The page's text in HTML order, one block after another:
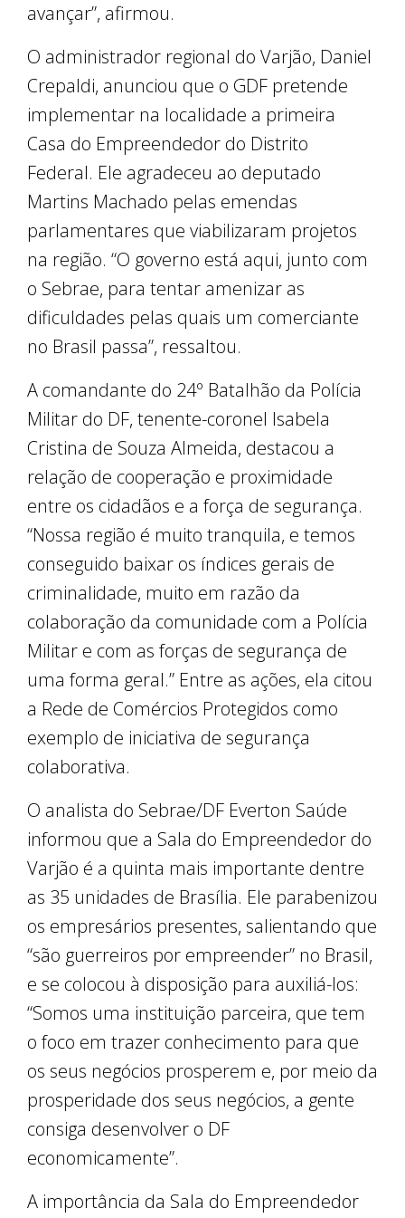
avançar”, afirmou.
O administrador regional do Varjão, Daniel
Crepaldi, anunciou que o GDF pretende
implementar na localidade a primeira
Casa do Empreendedor do Distrito
Federal. Ele agradeceu ao deputado
Martins Machado pelas emendas
parlamentares que viabilizaram projetos
na região. “O governo está aqui, junto com
o Sebrae, para tentar amenizar as
dificuldades pelas quais um comerciante
no Brasil passa”, ressaltou.
A comandante do 24º Batalhão da Polícia
Militar do DF, tenente-coronel Isabela
Cristina de Souza Almeida, destacou a
relação de cooperação e proximidade
entre os cidadãos e a força de segurança.
“Nossa região é muito tranquila, e temos
conseguido baixar os índices gerais de
criminalidade, muito em razão da
colaboração da comunidade com a Polícia
Militar e com as forças de segurança de
uma forma geral.” Entre as ações, ela citou
a Rede de Comércios Protegidos como
exemplo de iniciativa de segurança
colaborativa.
O analista do Sebrae/DF Everton Saúde
informou que a Sala do Empreendedor do
Varjão é a quinta mais importante dentre
as 35 unidades de Brasília. Ele parabenizou
os empresários presentes, salientando que
“são guerreiros por empreender” no Brasil,
e se colocou à disposição para auxiliá-los:
“Somos uma instituição parceira, que tem
o foco em trazer conhecimento para que
os seus negócios prosperem e, por meio da
prosperidade dos seus negócios, a gente
consiga desenvolver o DF
economicamente”.
A importância da Sala do Empreendedor